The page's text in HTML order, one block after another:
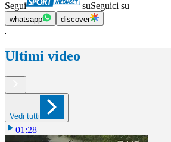
Segui suSeguici su
whatsapp discover
Ultimi video
Vedi tutti
01:28